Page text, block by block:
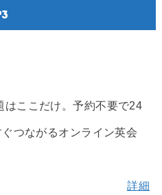
はここだけ。予約不要で24
つながるオンライン英会
詳細